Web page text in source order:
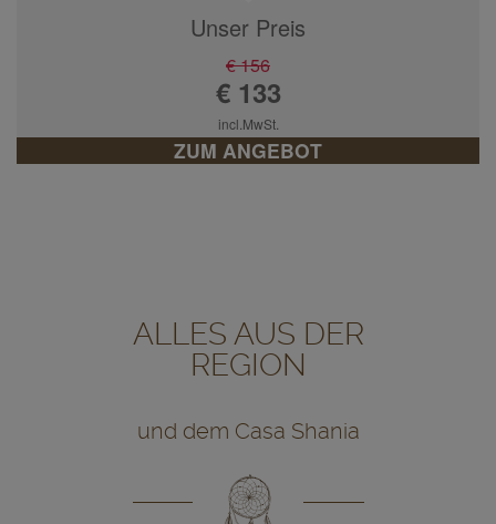
Unser Preis
€ 156
€ 133
incl.MwSt.
ZUM ANGEBOT
ALLES AUS DER
REGION
und dem Casa Shania